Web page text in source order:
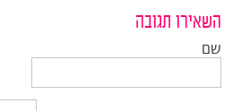
השאירו תגובה
שם